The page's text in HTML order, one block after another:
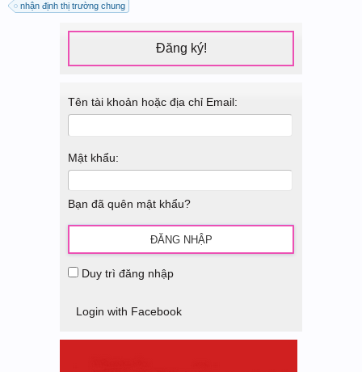
nhận định thị trường chung
Đăng ký!
Tên tài khoản hoặc địa chỉ Email:
Mật khẩu:
Bạn đã quên mật khẩu?
Duy trì đăng nhập
Login with Facebook